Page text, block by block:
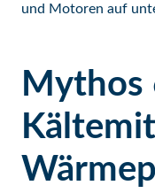
und Motoren auf
Mythos